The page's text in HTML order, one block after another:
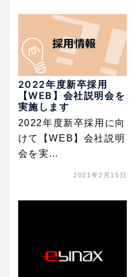
2022年度新卒採用
【WEB】会社説明会を
実施します
2022年度新卒採用に向
けて【WEB】会社説明
会を実…
2021年2月15日